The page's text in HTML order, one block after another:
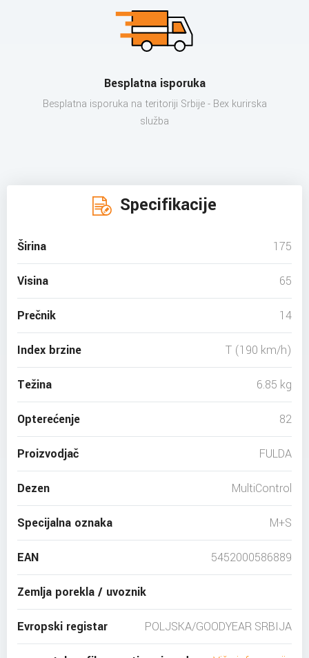
Besplatna isporuka
Besplatna isporuka na teritoriji Srbije - Bex kurirska
služba
Specifikacije
Širina 175
Visina 65
Prečnik 14
Index brzine T (190 km/h)
Težina 6.85 kg
Opterećenje 82
Proizvodjač FULDA
Dezen MultiControl
Specijalna oznaka M+S
EAN 5452000586889
Zemlja porekla / uvoznik
POLJSKA/GOODYEAR SRBIJA
Evropski registar